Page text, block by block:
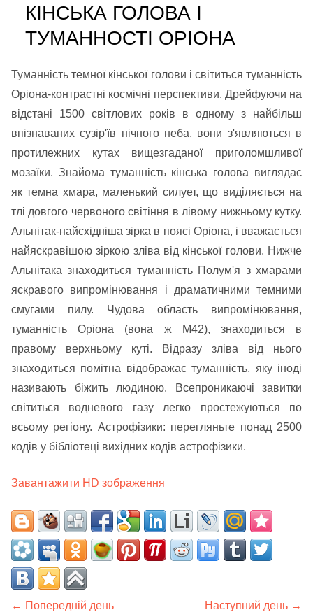
КІНСЬКА ГОЛОВА І
ТУМАННОСТІ ОРІОНА
Туманність темної кінської голови і світиться туманність
Оріона-контрастні космічні перспективи. Дрейфуючи на
відстані 1500 світлових років в одному з найбільш
впізнаваних сузір'їв нічного неба, вони з'являються в
протилежних кутах вищезгаданої приголомшливої
мозаїки. Знайома туманність кінська голова виглядає
як темна хмара, маленький силует, що виділяється на
тлі довгого червоного світіння в лівому нижньому кутку.
Альнітак-найсхідніша зірка в поясі Оріона, і вважається
найяскравішою зіркою зліва від кінської голови. Нижче
Альнітака знаходиться туманність Полум'я з хмарами
яскравого випромінювання і драматичними темними
смугами пилу. Чудова область випромінювання,
туманність Оріона (вона ж M42), знаходиться в
правому верхньому куті. Відразу зліва від нього
знаходиться помітна відображає туманність, яку іноді
називають біжить людиною. Всепроникаючі завитки
світиться водневого газу легко простежуються по
всьому регіону. Астрофізики: перегляньте понад 2500
кодів у бібліотеці вихідних кодів астрофізики.
Завантажити HD зображення
← Попередній день Наступний день →